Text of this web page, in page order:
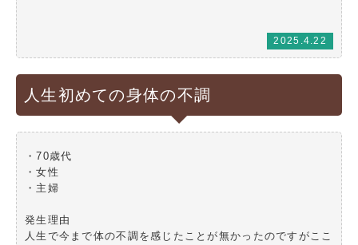
2025.4.22
人生初めての身体の不調
・70歳代
・女性
・主婦
発生理由
人生で今まで体の不調を感じたことが無かったのですがここ